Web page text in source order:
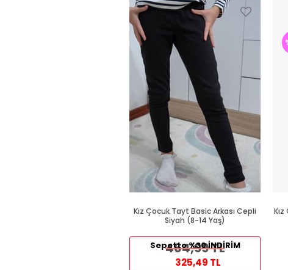
Kız Çocuk Tayt Basic Arkası Cepli
Siyah (8-14 Yaş)
464,99 TL
Sepette %30 İNDİRİM
325,49 TL